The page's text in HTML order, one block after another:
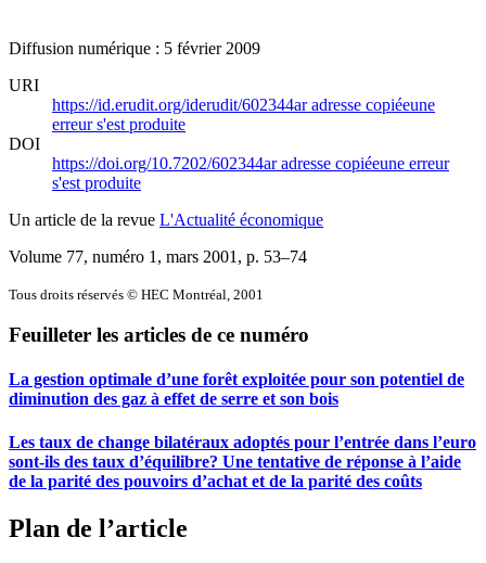
Diffusion numérique : 5 février 2009
URI
https://id.erudit.org/iderudit/602344aradresse copiéeune
erreur s'est produite
DOI
https://doi.org/10.7202/602344aradresse copiéeune erreur
s'est produite
Un article de la revue L'Actualité économique
Volume 77, numéro 1, mars 2001 , p. 53–74
Tous droits réservés © HEC Montréal, 2001
Feuilleter les articles de ce numéro
La gestion optimale d’une forêt exploitée pour son potentiel de
diminution des gaz à effet de serre et son bois
Les taux de change bilatéraux adoptés pour l’entrée dans l’euro
sont-ils des taux d’équilibre? Une tentative de réponse à l’aide
de la parité des pouvoirs d’achat et de la parité des coûts
Plan de l’article